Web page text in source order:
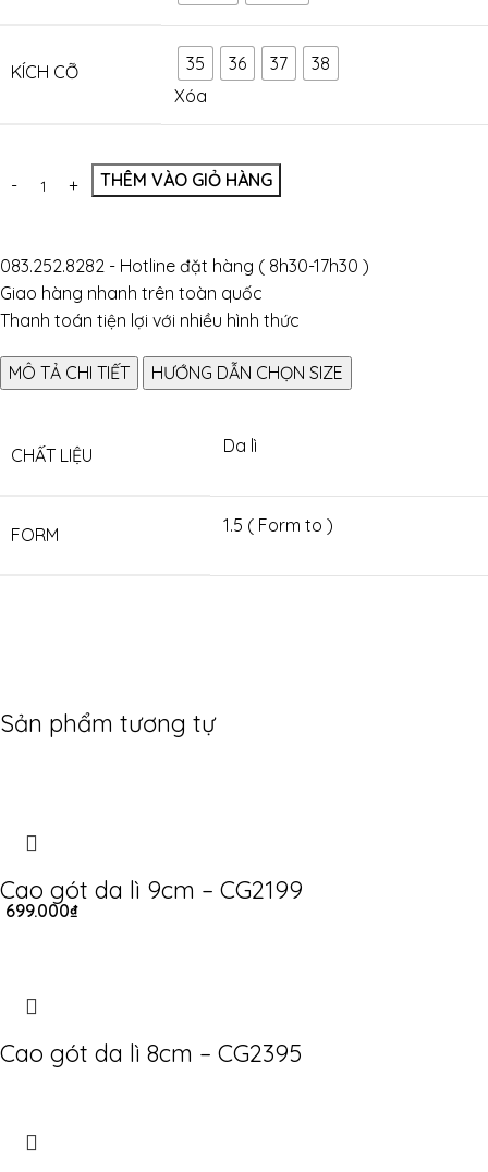
KÍCH CỠ 35 36 37
38
Xóa
THÊM VÀO GIỎ HÀNG
083.252.8282 - Hotline đặt hàng ( 8h30-17h30 )
Giao hàng nhanh trên toàn quốc
Thanh toán tiện lợi với nhiều hình thức
MÔ TẢ CHI TIẾT HƯỚNG DẪN CHỌN SIZE
CHẤT LIỆU Da lì
FORM 1.5 ( Form to )
Sản phẩm tương tự
Cao gót da lì 9cm – CG2199
699.000₫
Cao gót da lì 8cm – CG2395